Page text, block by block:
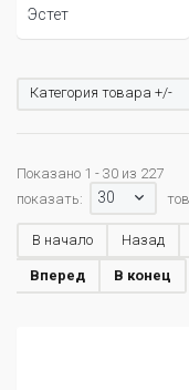
Эстет
Категория товара +/-
Показано 1 - 30 из 227
показать:
30
В начало Назад
Вперед В конец